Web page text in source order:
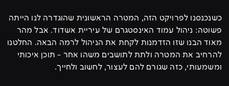
כשנכנסנו לפרויקט הזה, המטרה הראשונית שהוגדרה לנו הייתה
פשוטה: ניהול עמוד האינסטגרם של עיריית אשדוד. אבל מהר
מאוד הבנו שזו הזדמנות לקחת את הניהול לרמה הבאה. החלטנו
להרחיב את המטרה ולתת לתושבים משהו אחר - תוכן איכותי
ומשמעותי, כזה שגורם להם לעצור, לחשוב ולחייך.